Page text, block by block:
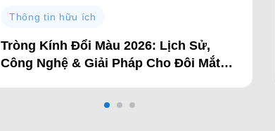
Thông tin hữu ích
Tròng Kính Đổi Màu 2026: Lịch Sử,
Công Nghệ & Giải Pháp Cho Đôi Mắt